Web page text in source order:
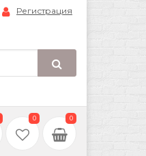
Регистрация
0 0